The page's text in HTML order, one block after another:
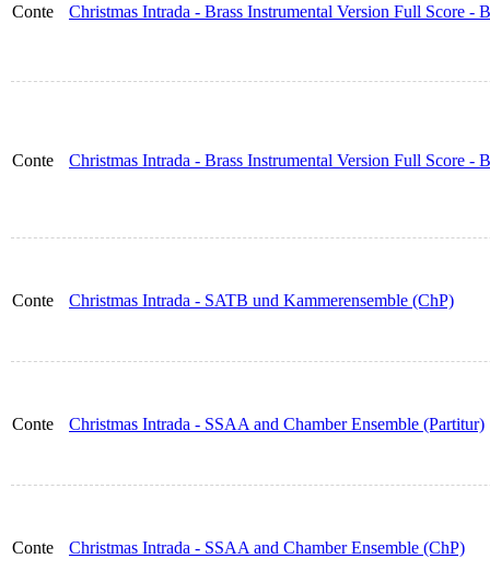
Conte Christmas Intrada - Brass Instrumental Version Full Score -
Conte Christmas Intrada - Brass Instrumental Version Full Score -
Conte Christmas Intrada - SATB und Kammerensemble (ChP)
Conte Christmas Intrada - SSAA and Chamber Ensemble (Partitur)
Conte Christmas Intrada - SSAA and Chamber Ensemble (ChP)